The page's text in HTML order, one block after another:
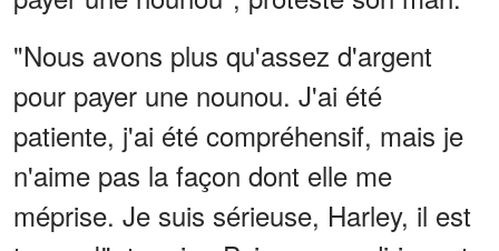
"Nous avons plus qu'assez d'argent
pour payer une nounou. J'ai été
patiente, j'ai été compréhensif, mais je
n'aime pas la façon dont elle me
méprise. Je suis sérieuse, Harley, il est